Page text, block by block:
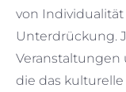
von
Unterdrückung.
Veranstaltungen
die das